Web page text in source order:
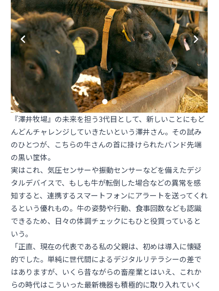
『澤井牧場』の未来を担う3代目として、新しいことにもど
んどんチャレンジしていきたいという澤井さん。その試み
のひとつが、こちらの牛さんの首に掛けられたバンド先端
の黒い筐体。
実はこれ、気圧センサーや振動センサーなどを備えたデジ
タルデバイスで、もしも牛が転倒した場合などの異常を感
知すると、連携するスマートフォンにアラートを送ってくれ
るという優れもの。牛の姿勢や行動、食事回数なども認識
できるため、日々の体調チェックにもひと役買っていると
いう。
「正直、現在の代表である私の父親は、初めは導入に懐疑
的でした。単純に世代間によるデジタルリテラシーの差で
はありますが、いくら昔ながらの畜産業とはいえ、これか
らの時代はこういった最新機器も積極的に取り入れていく